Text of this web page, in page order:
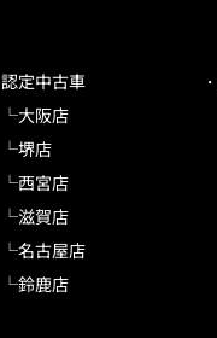
認定中古車
大阪店
堺店
西宮店
滋賀店
名古屋店
鈴鹿店